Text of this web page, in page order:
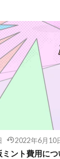
2022年6月10
ミント費用に